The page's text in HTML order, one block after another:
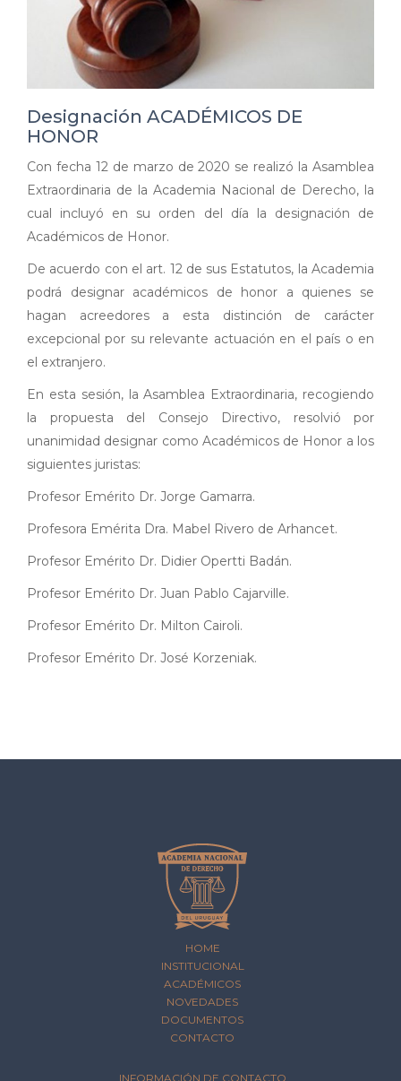
Designación ACADÉMICOS DE
HONOR
Con fecha 12 de marzo de 2020 se realizó la Asamblea
Extraordinaria de la Academia Nacional de Derecho, la
cual incluyó en su orden del día la designación de
Académicos de Honor.
De acuerdo con el art. 12 de sus Estatutos, la Academia
podrá designar académicos de honor a quienes se
hagan acreedores a esta distinción de carácter
excepcional por su relevante actuación en el país o en
el extranjero.
En esta sesión, la Asamblea Extraordinaria, recogiendo
la propuesta del Consejo Directivo, resolvió por
unanimidad designar como Académicos de Honor a los
siguientes juristas:
Profesor Emérito Dr. Jorge Gamarra.
Profesora Emérita Dra. Mabel Rivero de Arhancet.
Profesor Emérito Dr. Didier Opertti Badán.
Profesor Emérito Dr. Juan Pablo Cajarville.
Profesor Emérito Dr. Milton Cairoli.
Profesor Emérito Dr. José Korzeniak.
HOME
INSTITUCIONAL
ACADÉMICOS
NOVEDADES
DOCUMENTOS
CONTACTO
INFORMACIÓN DE CONTACTO